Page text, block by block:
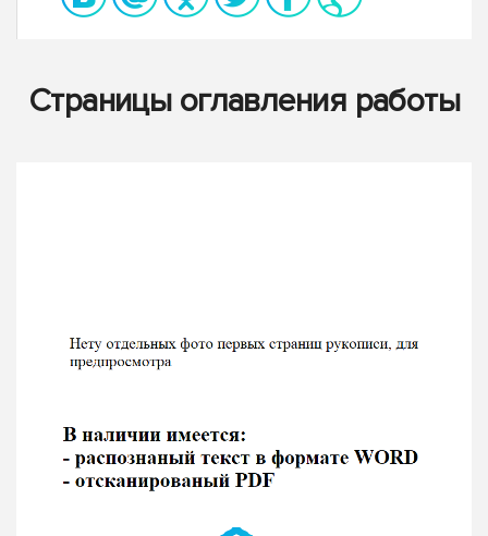
Страницы оглавления работы